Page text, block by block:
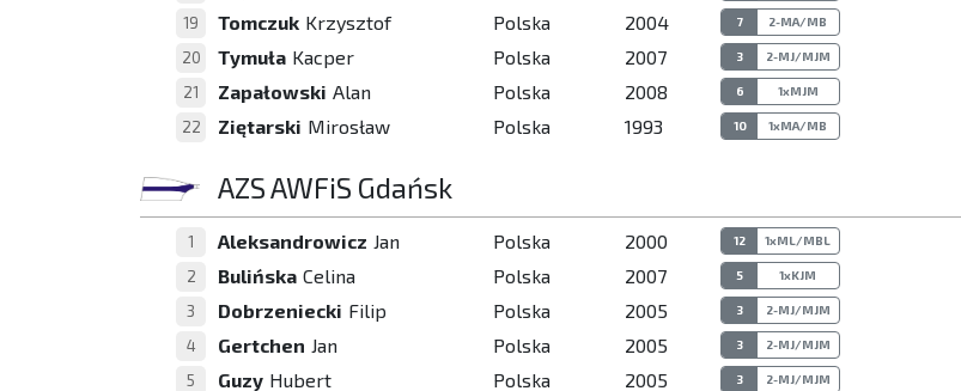
19 Tomczuk Krzysztof Polska 2004 7 2-MA/MB
20 Tymuła Kacper Polska 2007 3 2-MJ/MJM
21 Zapałowski Alan Polska 2008 6 1xMJM
22 Ziętarski Mirosław Polska 1993 10 1xMA/MB
AZS AWFiS Gdańsk
1 Aleksandrowicz Jan Polska 2000 12 1xML/MBL
2 Bulińska Celina Polska 2007 5 1xKJM
3 Dobrzeniecki Filip Polska 2005 3 2-MJ/MJM
4 Gertchen Jan Polska 2005 3 2-MJ/MJM
5 Guzy Hubert Polska 2005 3 2-MJ/MJM